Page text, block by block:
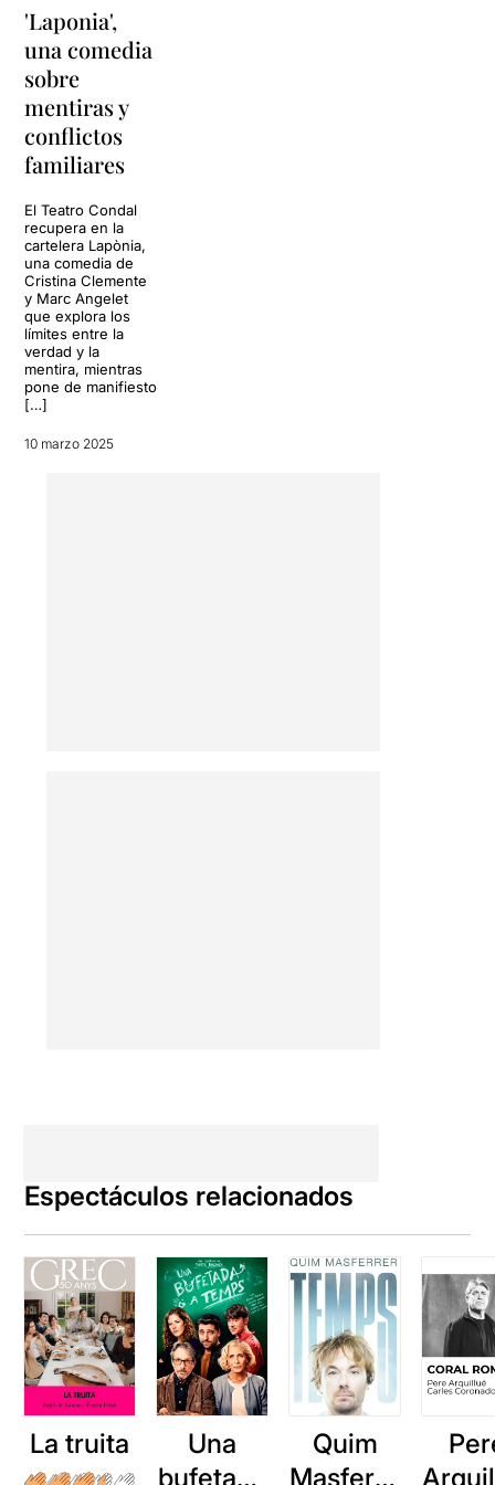
'Laponia',
una comedia
sobre
mentiras y
conflictos
familiares
El Teatro Condal
recupera en la
cartelera Lapònia,
una comedia de
Cristina Clemente
y Marc Angelet
que explora los
límites entre la
verdad y la
mentira, mientras
pone de manifiesto
[…]
10 marzo 2025
Espectáculos relacionados
La truita
Una
bufetada
Quim
Masferre